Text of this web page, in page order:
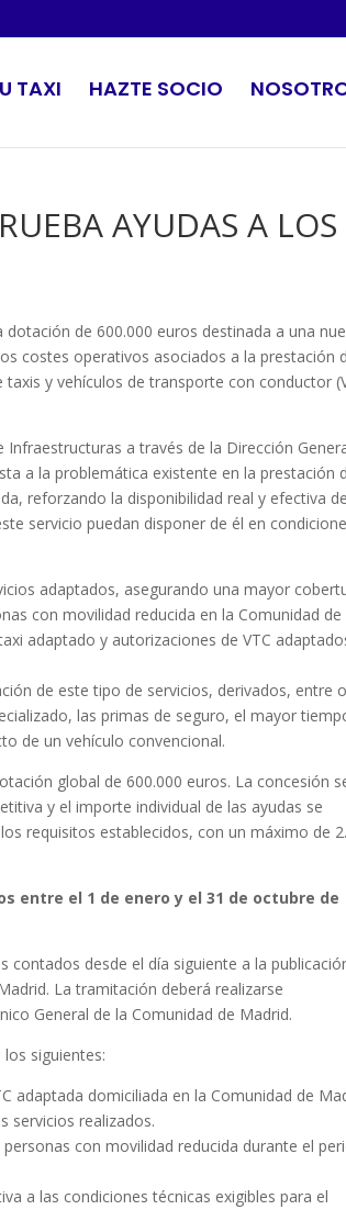
TAXI HAZTE SOCIO
AYUDAS A LOS
de 600.000 euros destinada a una
costes operativos asociados a la prestación
y vehículos de transporte con conductor
a través de la Dirección
a la problemática existente en la prestación
reforzando la disponibilidad real y efectiva de
servicio puedan disponer de él en
adaptados, asegurando una mayor
con movilidad reducida en la Comunidad de
adaptado y autorizaciones de VTC
de este tipo de servicios, derivados, entre
las primas de seguro, el mayor
de un vehículo convencional.
global de 600.000 euros. La concesión
y el importe individual de las ayudas se
requisitos establecidos, con un máximo de
entre el 1 de enero y el 31 de octubre de
contados desde el día siguiente a la
La tramitación deberá realizarse
General de la Comunidad de Madrid.
siguientes:
adaptada domiciliada en la Comunidad de
servicios realizados.
con movilidad reducida durante el
a las condiciones técnicas exigibles para el